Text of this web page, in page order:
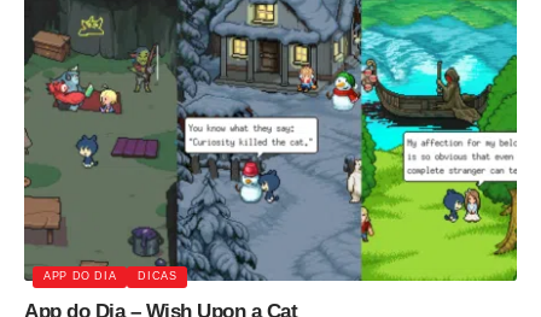
APP DO DIA DICAS
App do Dia – Wish Upon a Cat